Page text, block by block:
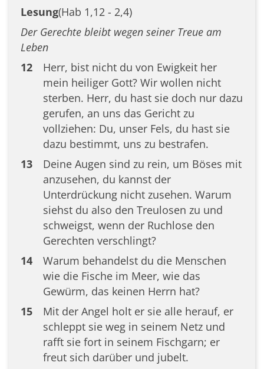
Lesung(Hab 1,12 - 2,4)
Der Gerechte bleibt wegen seiner Treue am
Leben
12
Herr, bist nicht du von Ewigkeit her
mein heiliger Gott? Wir wollen nicht
sterben. Herr, du hast sie doch nur dazu
gerufen, an uns das Gericht zu
vollziehen: Du, unser Fels, du hast sie
dazu bestimmt, uns zu bestrafen.
13
Deine Augen sind zu rein, um Böses mit
anzusehen, du kannst der
Unterdrückung nicht zusehen. Warum
siehst du also den Treulosen zu und
schweigst, wenn der Ruchlose den
Gerechten verschlingt?
14
Warum behandelst du die Menschen
wie die Fische im Meer, wie das
Gewürm, das keinen Herrn hat?
15
Mit der Angel holt er sie alle herauf, er
schleppt sie weg in seinem Netz und
rafft sie fort in seinem Fischgarn; er
freut sich darüber und jubelt.